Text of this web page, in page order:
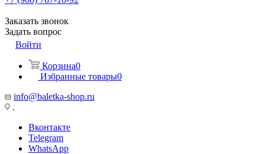
Заказать звонок
Задать вопрос
Войти
Корзина0
Избранные товары0
info@baletka-shop.ru
.
Вконтакте
Telegram
WhatsApp